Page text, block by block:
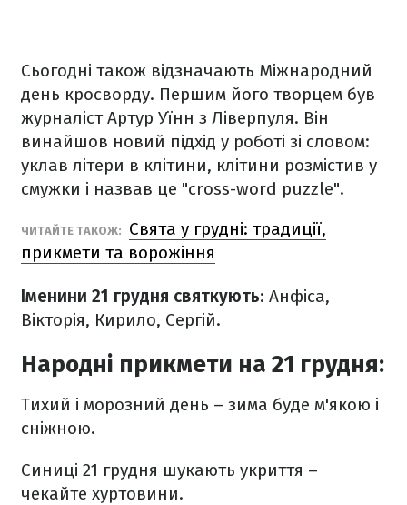
Сьогодні також відзначають Міжнародний
день кросворду. Першим його творцем був
журналіст Артур Уїнн з Ліверпуля. Він
винайшов новий підхід у роботі зі словом:
уклав літери в клітини, клітини розмістив у
смужки і назвав це "cross-word puzzle".
ЧИТАЙТЕ ТАКОЖ:
Свята у грудні: традиції,
прикмети та ворожіння
Іменини 21 грудня святкують: Анфіса,
Вікторія, Кирило, Сергій.
Народні прикмети на 21 грудня:
Тихий і морозний день – зима буде м'якою і
сніжною.
Синиці 21 грудня шукають укриття –
чекайте хуртовини.